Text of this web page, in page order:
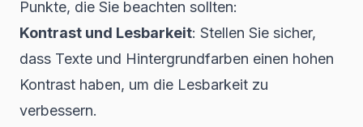
Punkte, die Sie beachten sollten:
Kontrast und Lesbarkeit: Stellen Sie sicher,
dass Texte und Hintergrundfarben einen hohen
Kontrast haben, um die Lesbarkeit zu
verbessern.